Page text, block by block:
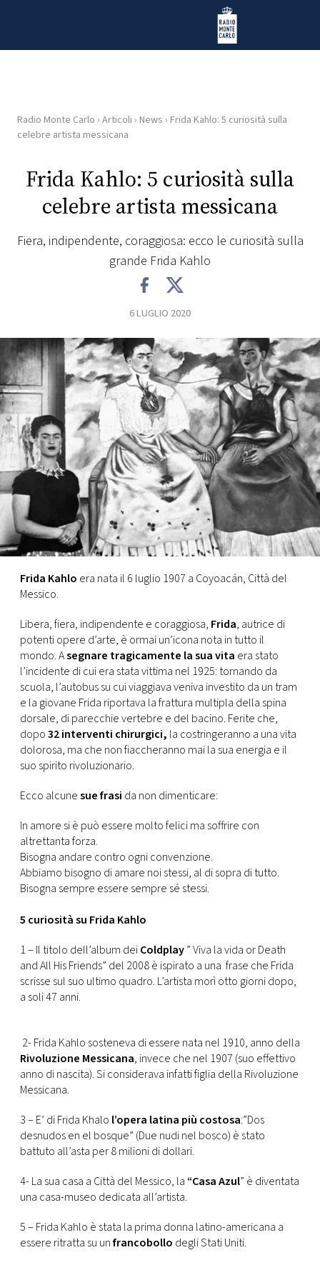
Radio Monte Carlo
HOME
RADIO
WEB
FOTO
CONCORSI
EVENTI
VIDEO
TV
PRINCIPATO
DI
MONACO
RMC
CONSIGLIA
Radio Monte Carlo › Articoli › News › Frida Kahlo: 5 curiosità sulla
celebre artista messicana
Frida Kahlo: 5 curiosità sulla
celebre artista messicana
Fiera, indipendente, coraggiosa: ecco le curiosità sulla
grande Frida Kahlo
6 LUGLIO 2020
Frida Kahlo era nata il 6 luglio 1907 a Coyoacán, Città del
Messico.
Libera, fiera, indipendente e coraggiosa, Frida, autrice di
potenti opere d’arte, è ormai un’icona nota in tutto il
mondo. Asegnare tragicamente la sua vita era stato
l’incidente di cui era stata vittima nel 1925: tornando da
scuola, l’autobus su cui viaggiava veniva investito da un tram
e la giovane Frida riportava la frattura multipla della spina
dorsale, di parecchie vertebre e del bacino. Ferite che,
dopo32 interventi chirurgici, la costringeranno a una vita
dolorosa, ma che non fiaccheranno mai la sua energia e il
suo spirito rivoluzionario.
Ecco alcunesue frasi da non dimenticare:
In amore si è può essere molto felici ma soffrire con
altrettanta forza.
Bisogna andare contro ogni convenzione.
Abbiamo bisogno di amare noi stessi, al di sopra di tutto.
Bisogna sempre essere sempre sé stessi.
5 curiosità su Frida Kahlo
1 – Il titolo dell’album deiColdplay” Viva la vida or Death
and All His Friends” del 2008 è ispirato a una frase che Frida
scrisse sul suo ultimo quadro. L’artista morì otto giorni dopo,
a soli 47 anni.
2- Frida Kahlo sosteneva di essere nata nel 1910, anno della
Rivoluzione Messicana, invece che nel 1907 (suo effettivo
anno di nascita). Si considerava infatti figlia della Rivoluzione
Messicana.
3 – E’ di Frida Khalo l’opera latina più costosa:”Dos
desnudos en el bosque” (Due nudi nel bosco) è stato
battuto all’asta per 8 milioni di dollari.
4- La sua casa a Città del Messico, la “Casa Azul” è diventata
una casa-museo dedicata all’artista.
5 – Frida Kahlo è stata la prima donna latino-americana a
essere ritratta su unfrancobollo degli Stati Uniti.